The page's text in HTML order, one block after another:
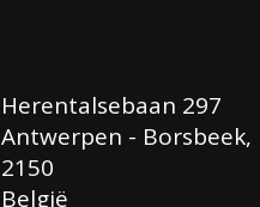
Herentalsebaan 297
Antwerpen - Borsbeek,
2150
België